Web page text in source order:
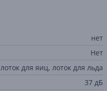
нет
Нет
лоток для яиц, лоток для льда
37 дБ